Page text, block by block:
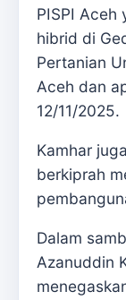
PISPI Aceh
hibrid di
Pertanian
Aceh dan
12/11/2025.
Kamhar
berkiprah
Dalam
Azanuddin